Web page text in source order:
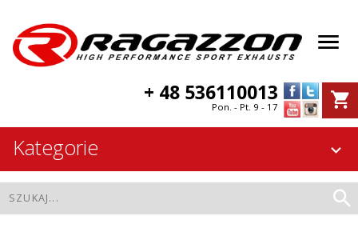
+ 48 536110013
Pon. - Pt. 9 - 17
Kategorie